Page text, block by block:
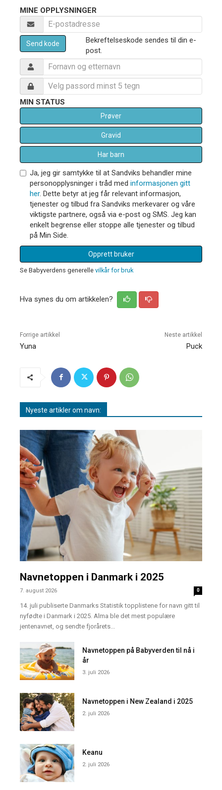
MINE OPPLYSNINGER
Send kode
Bekreftelseskode sendes til din e-
post.
MIN STATUS
Prøver
Gravid
Har barn
Ja, jeg gir samtykke til at Sandviks behandler mine
personopplysninger i tråd med informasjonen gitt
her. Dette betyr at jeg får relevant informasjon,
tjenester og tilbud fra Sandviks merkevarer og våre
viktigste partnere, også via e-post og SMS. Jeg kan
enkelt begrense eller stoppe alle tjenester og tilbud
på Min Side.
Opprett bruker
Se Babyverdens generelle vilkår for bruk
Hva synes du om artikkelen?
Forrige artikkel
Yuna
Neste artikkel
Puck
Nyeste artikler om navn:
Navnetoppen i Danmark i 2025
7. august 2026 0
14. juli publiserte Danmarks Statistik topplistene for navn gitt til
nyfødte i Danmark i 2025. Alma ble det mest populære
jentenavnet, og sendte fjorårets...
Navnetoppen på Babyverden til nå i
år
3. juli 2026
Navnetoppen i New Zealand i 2025
2. juli 2026
Keanu
2. juli 2026